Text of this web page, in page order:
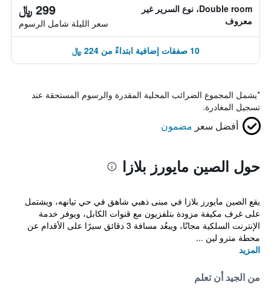
Double room، نوع السرير غير
معروف
299 ﷼
سعر الليلة شامل الرسوم
10 صفقات إضافية ابتداءً من 224 ﷼
*يشمل المجموع الضرائب المحلية المقدرة والرسوم المستحقة عند
تسجيل المغادرة.
أفضل سعر مضمون
حول الصين مايورز بلازا
يقع الصين مايورز بلازا في مبنى ذهبي شاهق في حي تيانهه، ويشتمل
على غرف مكيفة مزودة بتلفزيون مع قنوات الكابل، ويوفر خدمة
الإنترنت السلكية مجانًا، ويبعُد مسافة 3 دقائق سيرًا على الأقدام عن
محطة مترو لين ...
المزيد
من الجيد أن تعلم